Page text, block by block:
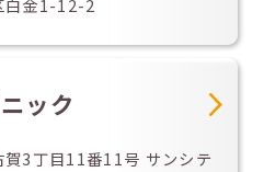
白金1-12-2
ック
3丁目11番11号 サンシテ